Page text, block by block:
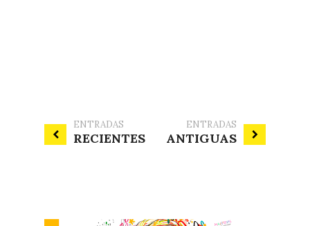
ENTRADAS
RECIENTES
ENTRADAS
ANTIGUAS